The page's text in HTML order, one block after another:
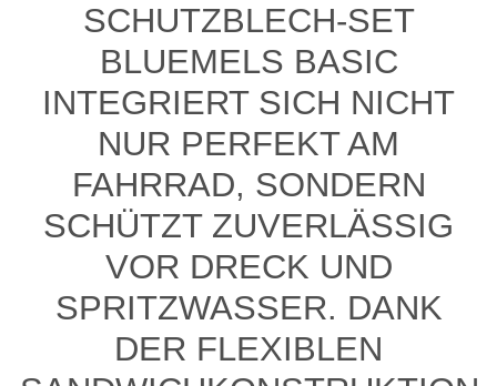
SCHUTZBLECH-SET
BLUEMELS BASIC
INTEGRIERT SICH NICHT
NUR PERFEKT AM
FAHRRAD, SONDERN
SCHÜTZT ZUVERLÄSSIG
VOR DRECK UND
SPRITZWASSER. DANK
DER FLEXIBLEN